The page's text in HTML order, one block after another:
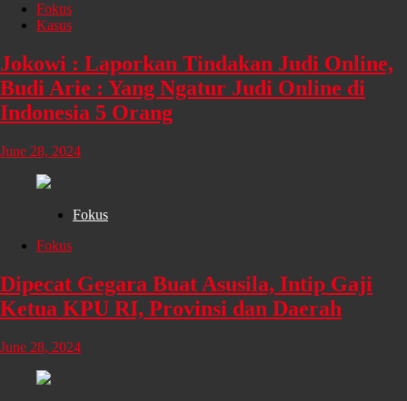
Fokus
Kasus
Jokowi : Laporkan Tindakan Judi Online,
Budi Arie : Yang Ngatur Judi Online di
Indonesia 5 Orang
June 28, 2024
Fokus
Fokus
Dipecat Gegara Buat Asusila, Intip Gaji
Ketua KPU RI, Provinsi dan Daerah
June 28, 2024